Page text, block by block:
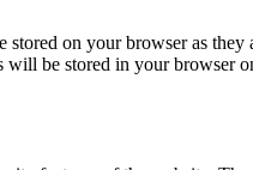
on your browser as they
will be stored in your browser